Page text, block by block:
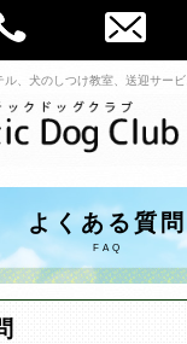
、犬のしつけ教室、送迎サー
よくある質問
FAQ